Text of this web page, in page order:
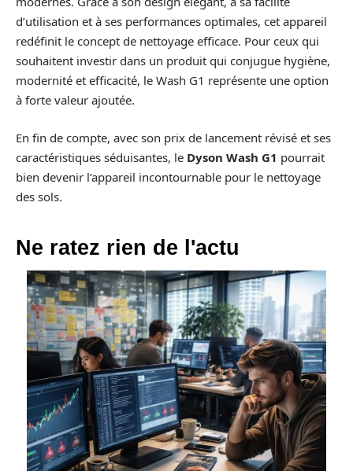
d’utilisation et à ses performances optimales, cet appareil
redéfinit le concept de nettoyage efficace. Pour ceux qui
souhaitent investir dans un produit qui conjugue hygiène,
modernité et efficacité, le Wash G1 représente une option
à forte valeur ajoutée.
En fin de compte, avec son prix de lancement révisé et ses
caractéristiques séduisantes, le Dyson Wash G1 pourrait
bien devenir l’appareil incontournable pour le nettoyage
des sols.
Ne ratez rien de l'actu